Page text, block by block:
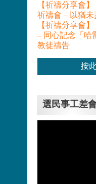
【祈禱分享會
祈禱會 – 以猶
【祈禱分享會
– 同心記念「哈
教徒禱告
按
選民事工差